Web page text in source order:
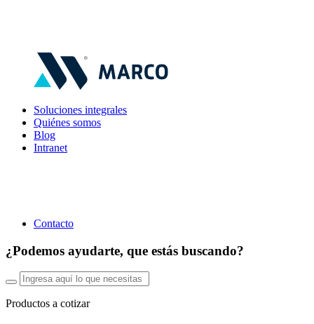
Soluciones integrales
Quiénes somos
Blog
Intranet
Contacto
¿Podemos ayudarte, que estás buscando?
Productos a cotizar